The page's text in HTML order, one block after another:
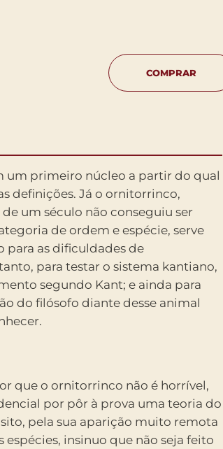
COMPRAR
um primeiro núcleo a partir do qual
definições. Já o ornitorrinco,
um século não conseguiu ser
de ordem e espécie, serve
as dificuldades de
para testar o sistema kantiano,
segundo Kant; e ainda para
do filósofo diante desse animal
que o ornitorrinco não é horrível,
por pôr à prova uma teoria do
pela sua aparição muito remota
insinuo que não seja feito